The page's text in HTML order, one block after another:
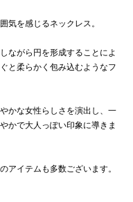
気を感じるネックレス。
ながら円を形成することによ
と柔らかく包み込むようなフ
かな⼥性らしさを演出し、一
かで⼤人っぽい印象に導きま
アイテムも多数ございます。
秋田オ
新百合